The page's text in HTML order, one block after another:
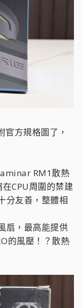
方規格圖了，
RM1散熱
CPU周圍的禁建
分友善，整體相
扇，最高能提供
的風壓！？散熱